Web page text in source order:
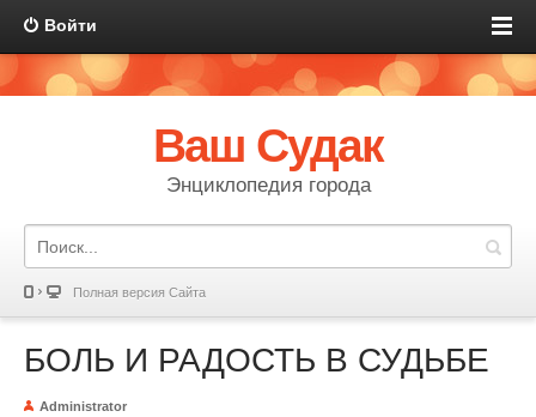
Войти
Ваш Судак
Энциклопедия города
Полная версия Сайта
БОЛЬ И РАДОСТЬ В СУДЬБЕ
Administrator